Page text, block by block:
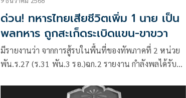
ด่วน! ทหารไทยเสียชีวิตเพิ่ม 1 นาย เป็น
พลทหาร ถูกสะเก็ดระเบิดแขน-ขาขวา
มีรายงานว่า จากการสู้รบในพื้นที่ของทัพภาคที่ 2 หน่วย
พัน.ร.27 (ร.31 พัน.3 รอ.)ฉก.2 รายงาน กำลังพลได้รับ